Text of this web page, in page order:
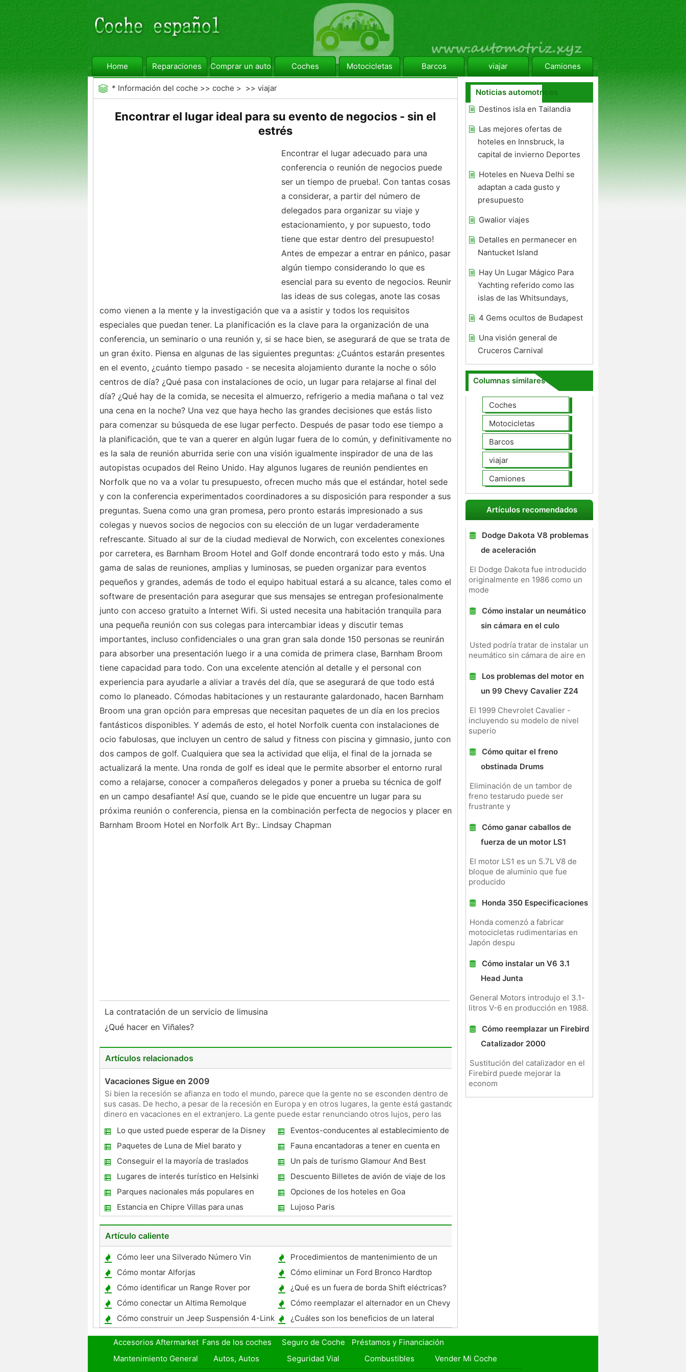
Home Reparaciones Comprar un automóvil Coches Motocicletas Barcos viajar Camiones
* Información del coche >> coche > >> viajar
Encontrar el lugar ideal para su evento de negocios - sin el
estrés
Encontrar el lugar adecuado para una
conferencia o reunión de negocios puede
ser un tiempo de prueba!. Con tantas cosas
a considerar, a partir del número de
delegados para organizar su viaje y
estacionamiento, y por supuesto, todo
tiene que estar dentro del presupuesto!
Antes de empezar a entrar en pánico, pasar
algún tiempo considerando lo que es
esencial para su evento de negocios. Reunir
las ideas de sus colegas, anote las cosas
como vienen a la mente y la investigación que va a asistir y todos los requisitos
especiales que puedan tener. La planificación es la clave para la organización de una
conferencia, un seminario o una reunión y, si se hace bien, se asegurará de que se trata de
un gran éxito. Piensa en algunas de las siguientes preguntas: ¿Cuántos estarán presentes
en el evento, ¿cuánto tiempo pasado - se necesita alojamiento durante la noche o sólo
centros de día? ¿Qué pasa con instalaciones de ocio, un lugar para relajarse al final del
día? ¿Qué hay de la comida, se necesita el almuerzo, refrigerio a media mañana o tal vez
una cena en la noche? Una vez que haya hecho las grandes decisiones que estás listo
para comenzar su búsqueda de ese lugar perfecto. Después de pasar todo ese tiempo a
la planificación, que te van a querer en algún lugar fuera de lo común, y definitivamente no
es la sala de reunión aburrida serie con una visión igualmente inspirador de una de las
autopistas ocupados del Reino Unido. Hay algunos lugares de reunión pendientes en
Norfolk que no va a volar tu presupuesto, ofrecen mucho más que el estándar, hotel sede
y con la conferencia experimentados coordinadores a su disposición para responder a sus
preguntas. Suena como una gran promesa, pero pronto estarás impresionado a sus
colegas y nuevos socios de negocios con su elección de un lugar verdaderamente
refrescante. Situado al sur de la ciudad medieval de Norwich, con excelentes conexiones
por carretera, es Barnham Broom Hotel and Golf donde encontrará todo esto y más. Una
gama de salas de reuniones, amplias y luminosas, se pueden organizar para eventos
pequeños y grandes, además de todo el equipo habitual estará a su alcance, tales como el
software de presentación para asegurar que sus mensajes se entregan profesionalmente
junto con acceso gratuito a Internet Wifi. Si usted necesita una habitación tranquila para
una pequeña reunión con sus colegas para intercambiar ideas y discutir temas
importantes, incluso confidenciales o una gran gran sala donde 150 personas se reunirán
para absorber una presentación luego ir a una comida de primera clase, Barnham Broom
tiene capacidad para todo. Con una excelente atención al detalle y el personal con
experiencia para ayudarle a aliviar a través del día, que se asegurará de que todo está
como lo planeado. Cómodas habitaciones y un restaurante galardonado, hacen Barnham
Broom una gran opción para empresas que necesitan paquetes de un día en los precios
fantásticos disponibles. Y además de esto, el hotel Norfolk cuenta con instalaciones de
ocio fabulosas, que incluyen un centro de salud y fitness con piscina y gimnasio, junto con
dos campos de golf. Cualquiera que sea la actividad que elija, el final de la jornada se
actualizará la mente. Una ronda de golf es ideal que le permite absorber el entorno rural
como a relajarse, conocer a compañeros delegados y poner a prueba su técnica de golf
en un campo desafiante! Así que, cuando se le pide que encuentre un lugar para su
próxima reunión o conferencia, piensa en la combinación perfecta de negocios y placer en
Barnham Broom Hotel en Norfolk Art By:. Lindsay Chapman
La contratación de un servicio de limusina
¿Qué hacer en Viñales?
Artículos relacionados
Vacaciones Sigue en 2009
Si bien la recesión se afianza en todo el mundo, parece que la gente no se esconden dentro de
sus casas. De hecho, a pesar de la recesión en Europa y en otros lugares, la gente está gastando
dinero en vacaciones en el extranjero. La gente puede estar renunciando otros lujos, pero las
Lo que usted puede esperar de la Disney
Worlds Magic Kingdom
Eventos-conducentes al establecimiento de
hoteles de Nueva York
Paquetes de Luna de Miel barato y
asequible
Fauna encantadoras a tener en cuenta en
su Dubai Desert Safari
Conseguir el la mayoría de traslados
Un país de turismo Glamour And Best
Lugares de interés turístico en Helsinki
Descuento Billetes de avión de viaje de los
vuelos domésticos en India
Parques nacionales más populares en
España
Opciones de los hoteles en Goa
Estancia en Chipre Villas para unas
vacaciones de lujo
Lujoso Paris
Artículo caliente
Cómo leer una Silverado Número Vin
Chevrolet
Procedimientos de mantenimiento de un
Cadillac DeVille Concours 1995
Cómo montar Alforjas
Cómo eliminar un Ford Bronco Hardtop
Cómo identificar un Range Rover por
Modelo
¿Qué es un fuera de borda Shift eléctricas?
Cómo conectar un Altima Remolque
Cómo reemplazar el alternador en un Chevy
S-10
Cómo construir un Jeep Suspensión 4-Link
¿Cuáles son los beneficios de un lateral
derecho Drive Car?
Noticias automotrices
Destinos isla en Tailandia
Las mejores ofertas de
hoteles en Innsbruck, la
capital de invierno Deportes
Hoteles en Nueva Delhi se
adaptan a cada gusto y
presupuesto
Gwalior viajes
Detalles en permanecer en
Nantucket Island
Hay Un Lugar Mágico Para
Yachting referido como las
islas de las Whitsundays,
4 Gems ocultos de Budapest
Una visión general de
Cruceros Carnival
Columnas similares
Coches
Motocicletas
Barcos
viajar
Camiones
Artículos recomendados
Dodge Dakota V8 problemas
de aceleración
El Dodge Dakota fue introducido
originalmente en 1986 como un
mode
Cómo instalar un neumático
sin cámara en el culo
Usted podría tratar de instalar un
neumático sin cámara de aire en
Los problemas del motor en
un 99 Chevy Cavalier Z24
El 1999 Chevrolet Cavalier -
incluyendo su modelo de nivel
superio
Cómo quitar el freno
obstinada Drums
Eliminación de un tambor de
freno testarudo puede ser
frustrante y
Cómo ganar caballos de
fuerza de un motor LS1
El motor LS1 es un 5.7L V8 de
bloque de aluminio que fue
producido
Honda 350 Especificaciones
Honda comenzó a fabricar
motocicletas rudimentarias en
Japón despu
Cómo instalar un V6 3.1
Head Junta
General Motors introdujo el 3.1-
litros V-6 en producción en 1988.
Cómo reemplazar un Firebird
Catalizador 2000
Sustitución del catalizador en el
Firebird puede mejorar la
econom
Accesorios Aftermarket Fans de los coches Seguro de Coche
Préstamos y Financiación
Mantenimiento General
Autos, Autos Seguridad Vial Combustibles Vender Mi Coche